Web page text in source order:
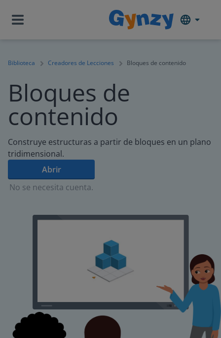
Biblioteca Creadores de Lecciones Bloques de contenido
Bloques de
contenido
Construye estructuras a partir de bloques en un plano
tridimensional.
Abrir
No se necesita cuenta.